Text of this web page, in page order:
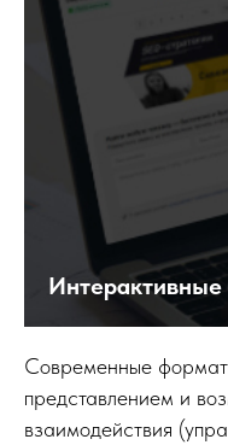
Современные
представлением и
взаимодействия